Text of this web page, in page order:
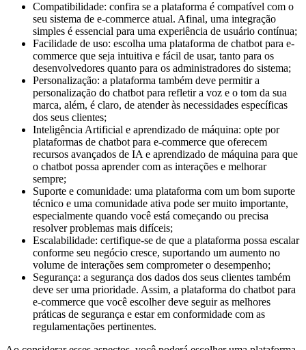
Compatibilidade: confira se a plataforma é compatível com o
seu sistema de e-commerce atual. Afinal, uma integração
simples é essencial para uma experiência de usuário contínua;
Facilidade de uso: escolha uma plataforma de chatbot para e-
commerce que seja intuitiva e fácil de usar, tanto para os
desenvolvedores quanto para os administradores do sistema;
Personalização: a plataforma também deve permitir a
personalização do chatbot para refletir a voz e o tom da sua
marca, além, é claro, de atender às necessidades específicas
dos seus clientes;
Inteligência Artificial e aprendizado de máquina: opte por
plataformas de chatbot para e-commerce que oferecem
recursos avançados de IA e aprendizado de máquina para que
o chatbot possa aprender com as interações e melhorar
sempre;
Suporte e comunidade: uma plataforma com um bom suporte
técnico e uma comunidade ativa pode ser muito importante,
especialmente quando você está começando ou precisa
resolver problemas mais difíceis;
Escalabilidade: certifique-se de que a plataforma possa escalar
conforme seu negócio cresce, suportando um aumento no
volume de interações sem comprometer o desempenho;
Segurança: a segurança dos dados dos seus clientes também
deve ser uma prioridade. Assim, a plataforma do chatbot para
e-commerce que você escolher deve seguir as melhores
práticas de segurança e estar em conformidade com as
regulamentações pertinentes.